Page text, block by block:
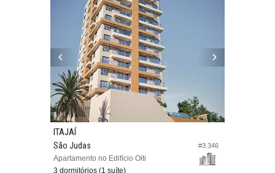
#3.346
ITAJAÍ
São Judas
Apartamento no Edifício Oiti
3 dormitórios (1 suíte)